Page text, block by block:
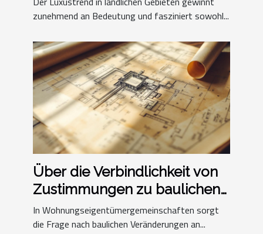
zunehmend an Bedeutung und fasziniert sowohl...
Über die Verbindlichkeit von
Zustimmungen zu baulichen
Veränderungen an
gemeinschaftlichen Teilen
In Wohnungseigentümergemeinschaften sorgt
die Frage nach baulichen Veränderungen an...